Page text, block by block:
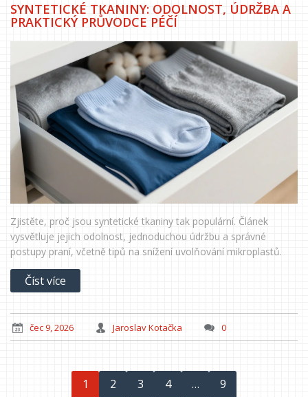
SYNTETICKÉ TKANINY: ODOLNOST, ÚDRŽBA A
PRAKTICKÝ PRŮVODCE PÉČÍ
Zjistěte, proč jsou syntetické tkaniny tak populární. Článek
vysvětluje jejich odolnost, jednoduchou údržbu a správné
postupy praní, včetně tipů na snížení uvolňování mikroplastů.
Číst více
čec 9, 2026 Jaroslav Kotačka 0
1 2 3 4 … 9